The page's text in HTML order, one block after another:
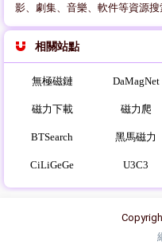
影、劇集、音樂、軟件等資源搜
相關站點
無極磁鏈 DaMagNet
磁力下載 磁力爬
BTSearch 黑馬磁力
CiLiGeGe U3C3